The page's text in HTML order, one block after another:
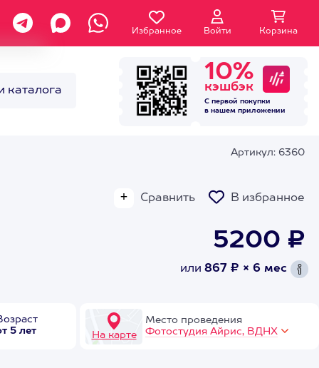
Избранное Войти Корзина
каталога
10%
кэшбэк
С первой покупки
в нашем приложении
Артикул: 6360
Сравнить В избранное
5200 ₽
или 867 ₽ × 6 мес
5 лет
На карте
Место проведения
Фотостудия Айрис, ВДНХ